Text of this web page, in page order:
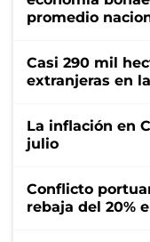
promedio
Casi 290 mil
extranjeras en
La inflación en
julio
Conflicto
rebaja del 20%